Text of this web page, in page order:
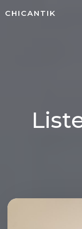
CHICANTIK